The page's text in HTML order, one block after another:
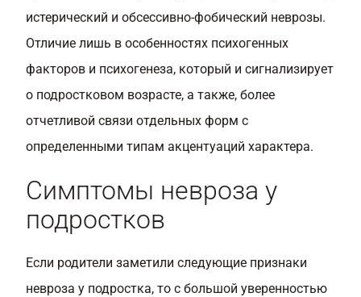
истерический и обсессивно-фобический неврозы.
Отличие лишь в особенностях психогенных
факторов и психогенеза, который и сигнализирует
о подростковом возрасте, а также, более
отчетливой связи отдельных форм с
определенными типам акцентуаций характера.
Симптомы невроза у
подростков
Если родители заметили следующие признаки
невроза у подростка, то с большой уверенностью